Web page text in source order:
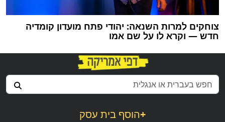
צוחקים למרות השנאה: יהודי פתח מועדון קומדיה
חדש — וקרא לו על שם אמו
הוסף בית עסק+